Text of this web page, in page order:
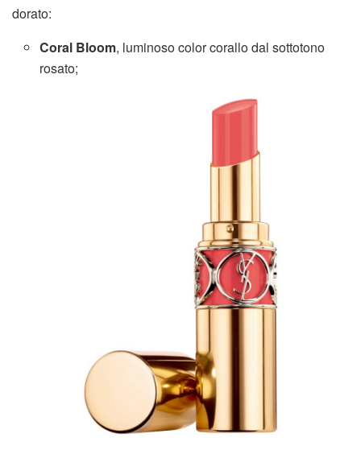
dorato:
Coral Bloom, luminoso color corallo dal sottotono
rosato;